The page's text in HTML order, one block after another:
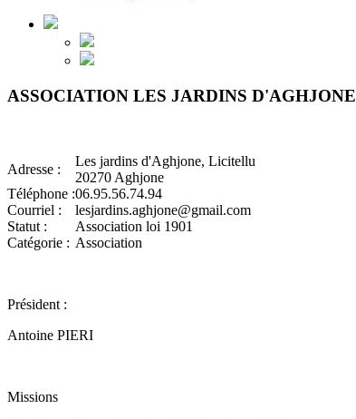
ASSOCIATION LES JARDINS D'AGHJONE
Adresse :
Les jardins d'Aghjone, Licitellu
20270 Aghjone
Téléphone :06.95.56.74.94
Courriel :
lesjardins.aghjone@gmail.com
Statut :
Association loi 1901
Catégorie : Association
Président :
Antoine PIERI
Missions